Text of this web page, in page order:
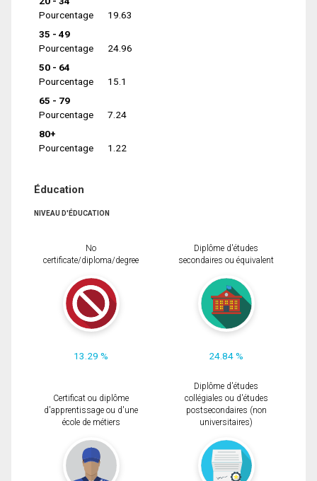
Pourcentage
19.63
35 - 49
Pourcentage
24.96
50 - 64
Pourcentage
15.1
65 - 79
Pourcentage
7.24
80+
Pourcentage
1.22
Éducation
NIVEAU D'ÉDUCATION
No
certificate/diploma/degree
13.29 %
Diplôme d'études
secondaires ou équivalent
24.84 %
Certificat ou diplôme
d'apprentissage ou d'une
école de métiers
Diplôme d'études
collégiales ou d'études
postsecondaires (non
universitaires)